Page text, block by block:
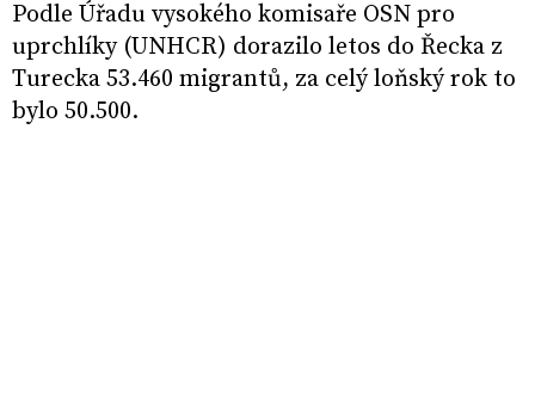
Podle Úřadu vysokého komisaře OSN pro
uprchlíky (UNHCR) dorazilo letos do Řecka z
Turecka 53.460 migrantů, za celý loňský rok to
bylo 50.500.